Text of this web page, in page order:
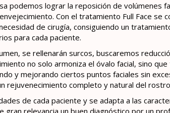
podemos lograr la reposición de volúmenes
Con el tratamiento Full Face se
de cirugía, consiguiendo un
para cada paciente.
se rellenarán surcos, buscaremos
no solo armoniza el óvalo facial, sino que
y mejorando ciertos puntos faciales sin
rejuvenecimiento completo y natural del
de cada paciente y se adapta a las
relevancia un buen diagnóstico por un